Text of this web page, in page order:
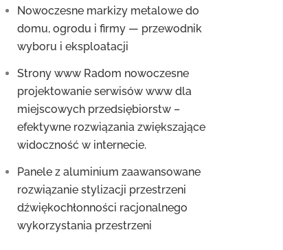
Nowoczesne markizy metalowe do
domu, ogrodu i firmy — przewodnik
wyboru i eksploatacji
Strony www Radom nowoczesne
projektowanie serwisów www dla
miejscowych przedsiębiorstw –
efektywne rozwiązania zwiększające
widoczność w internecie.
Panele z aluminium zaawansowane
rozwiązanie stylizacji przestrzeni
dźwiękochłonności racjonalnego
wykorzystania przestrzeni